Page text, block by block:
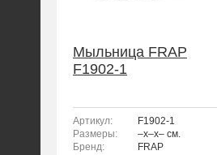
Мыльница FRAP
F1902-1
Артикул:
F1902-1
Размеры:
–x–x– см.
Бренд:
FRAP